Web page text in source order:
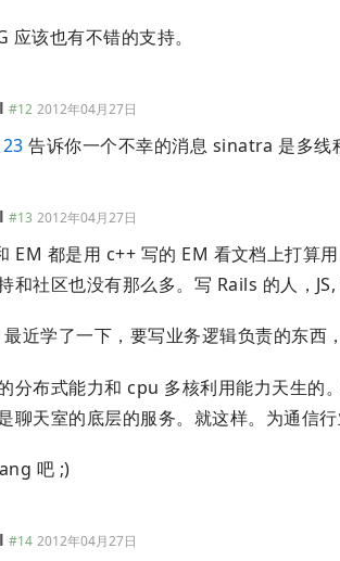
应该也有不错的支持。
#12 2012年04月27日
告诉你一个不幸的消息 sinatra 是多线
#13 2012年04月27日
EM 都是用 c++ 写的 EM 看文档上打算
和社区也没有那么多。写 Rails 的人，
近学了一下，要写业务逻辑负责的东西
分布式能力和 cpu 多核利用能力天生的
聊天室的底层的服务。就这样。为通信行
吧 ;)
#14 2012年04月27日